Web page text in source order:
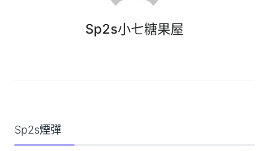
Sp2s小七糖果屋
Sp2s煙彈